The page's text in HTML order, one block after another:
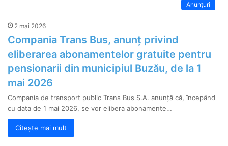
Anunțuri
2 mai 2026
Compania Trans Bus, anunț privind
eliberarea abonamentelor gratuite pentru
pensionarii din municipiul Buzău, de la 1
mai 2026
Compania de transport public Trans Bus S.A. anunță că, începând
cu data de 1 mai 2026, se vor elibera abonamente…
Citește mai mult